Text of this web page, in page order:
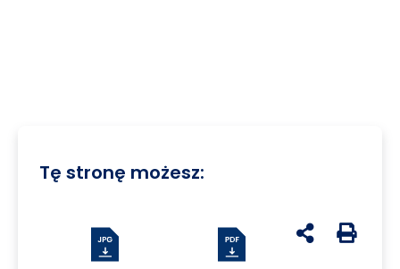
Tę stronę możesz:
udostępnij na
Generuj